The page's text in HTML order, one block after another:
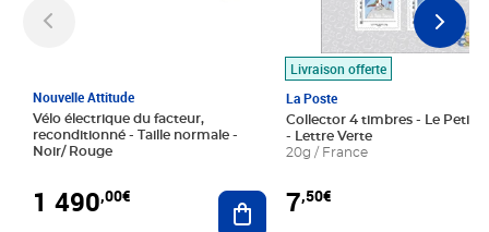
Nouvelle Attitude
Vélo électrique du facteur,
reconditionné - Taille normale -
Noir/ Rouge
1 490,00€ Ajouter au panier
Livraison offerte
La Poste
Collector 4 timbres - Le Petit
- Lettre Verte
20g / France
7,50€